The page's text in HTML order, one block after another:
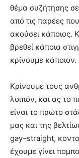
θέμα συζήτησης
από τις παρέες
ακούσει κάποιος.
βρεθεί κάποια
κρίνουμε κάποιον.
Κρίνουμε τους
λοιπόν, και ας το
είναι το πρώτο
μας και της
gay–straight,
έχουμε γίνει